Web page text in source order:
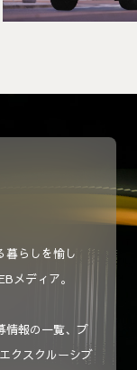
暮らしを愉し
メディア。
情報の一覧、プ
クスクルーシブ